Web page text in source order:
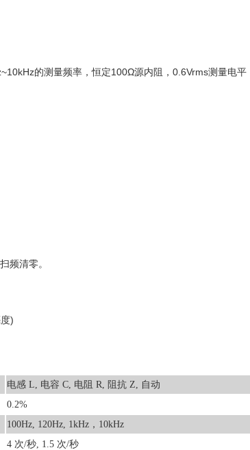
的测量频率，恒定100Ω源内阻，0.6Vrms测量电
频清零。
)
电感 L, 电容 C, 电阻 R, 阻抗 Z, 自动
0.2%
100Hz, 120Hz, 1kHz，10kHz
4 次/秒, 1.5 次/秒